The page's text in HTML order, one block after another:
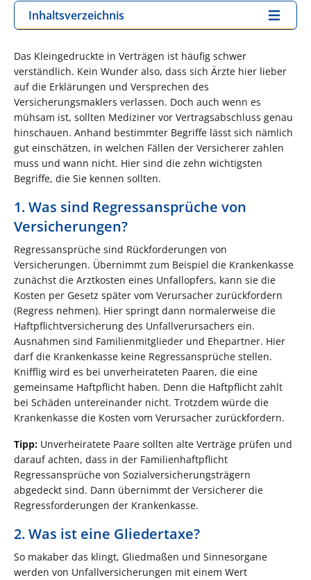
Inhaltsverzeichnis
Das Kleingedruckte in Verträgen ist häufig schwer
verständlich. Kein Wunder also, dass sich Ärzte hier lieber
auf die Erklärungen und Versprechen des
Versicherungsmaklers verlassen. Doch auch wenn es
mühsam ist, sollten Mediziner vor Vertragsabschluss genau
hinschauen. Anhand bestimmter Begriffe lässt sich nämlich
gut einschätzen, in welchen Fällen der Versicherer zahlen
muss und wann nicht. Hier sind die zehn wichtigsten
Begriffe, die Sie kennen sollten.
1. Was sind Regressansprüche von
Versicherungen?
Regressansprüche sind Rückforderungen von
Versicherungen. Übernimmt zum Beispiel die Krankenkasse
zunächst die Arztkosten eines Unfallopfers, kann sie die
Kosten per Gesetz später vom Verursacher zurückfordern
(Regress nehmen). Hier springt dann normalerweise die
Haftpflichtversicherung des Unfallverursachers ein.
Ausnahmen sind Familienmitglieder und Ehepartner. Hier
darf die Krankenkasse keine Regressansprüche stellen.
Knifflig wird es bei unverheirateten Paaren, die eine
gemeinsame Haftpflicht haben. Denn die Haftpflicht zahlt
bei Schäden untereinander nicht. Trotzdem würde die
Krankenkasse die Kosten vom Verursacher zurückfordern.
Tipp: Unverheiratete Paare sollten alte Verträge prüfen und
darauf achten, dass in der Familienhaftpflicht
Regressansprüche von Sozialversicherungsträgern
abgedeckt sind. Dann übernimmt der Versicherer die
Regressforderungen der Krankenkasse.
2. Was ist eine Gliedertaxe?
So makaber das klingt, Gliedmaßen und Sinnesorgane
werden von Unfallversicherungen mit einem Wert